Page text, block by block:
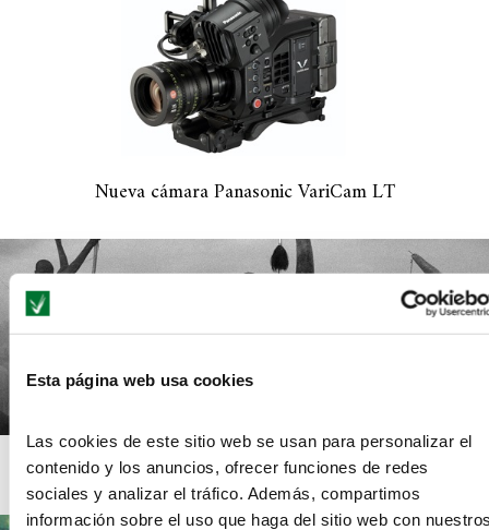
Esta página web usa cookies
Las cookies de este sitio web se usan para personalizar el
contenido y los anuncios, ofrecer funciones de redes
sociales y analizar el tráfico. Además, compartimos
información sobre el uso que haga del sitio web con
Nueva cámara Panasonic VariCam LT
Sebastião Salgado y la fotografía